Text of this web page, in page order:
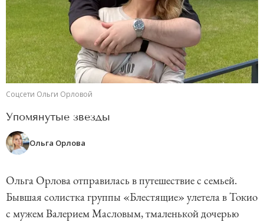
Соцсети Ольги Орловой
Упомянутые звезды
Ольга Орлова
Ольга Орлова отправилась в путешествие с семьей.
Бывшая солистка группы «Блестящие» улетела в Токио
с мужем Валерием Масловым, тмаленькой дочерью